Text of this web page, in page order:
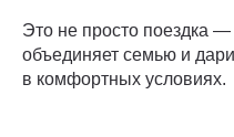
Это не просто поездка
объединяет семью и
в комфортных условиях.